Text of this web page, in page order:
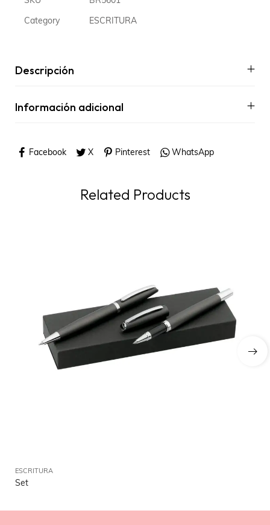
Category ESCRITURA
Descripción
Información adicional
Facebook X Pinterest WhatsApp
Related Products
ESCRITURA
Set